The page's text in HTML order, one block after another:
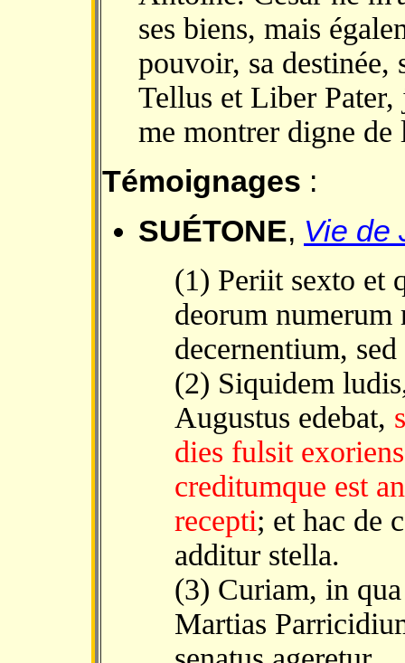
ses biens, mais
pouvoir, sa
Tellus et Liber Pater,
me montrer digne
Témoignages :
SUÉTONE, Vie de
(1) Periit sexto et
deorum numerum
decernentium,
(2) Siquidem
Augustus edebat,
dies fulsit
creditumque est
recepti; et hac de
additur stella.
(3) Curiam, in
Martias